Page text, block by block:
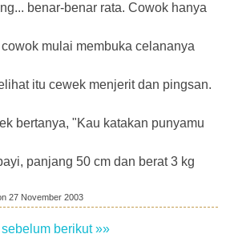
benar-benar rata. Cowok hanya
mulai membuka celananya
itu cewek menjerit dan pingsan.
bertanya, "Kau katakan punyamu
panjang 50 cm dan berat 3 kg
27 November 2003
berikut »»